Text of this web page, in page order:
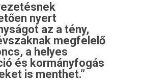
nyert
az a tény,
megfelelő
a helyes
és kormányfogás
is menthet.”